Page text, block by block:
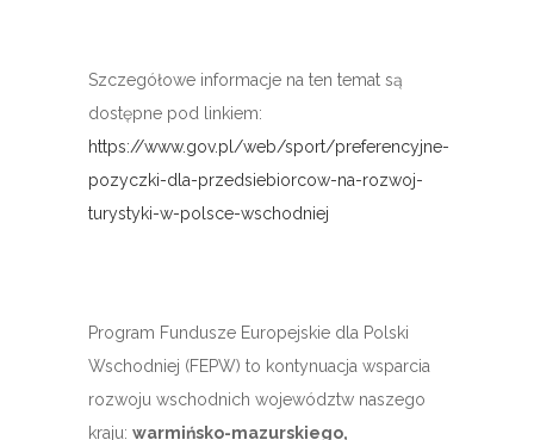
Szczegółowe informacje na ten temat są
dostępne pod linkiem:
https://www.gov.pl/web/sport/preferencyjne-
pozyczki-dla-przedsiebiorcow-na-rozwoj-
turystyki-w-polsce-wschodniej
Program Fundusze Europejskie dla Polski
Wschodniej (FEPW) to kontynuacja wsparcia
rozwoju wschodnich województw naszego
kraju: warmińsko-mazurskiego,